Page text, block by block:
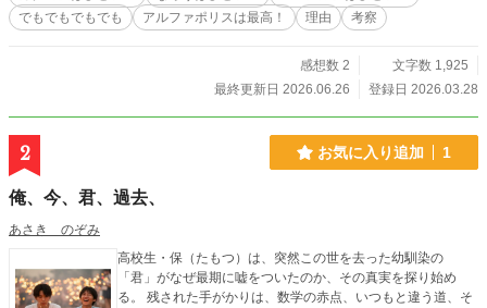
でもでもでもでも
アルファポリスは最高！ 理由 考察
感想数 2
文字数 1,925
最終更新日 2026.06.26
登録日 2026.03.28
2 お気に入り追加 1
俺、今、君、過去、
あさき のぞみ
高校生・保（たもつ）は、突然この世を去った幼馴染の
「君」がなぜ最期に嘘をついたのか、その真実を探り始め
る。 残された手がかりは、数学の赤点、いつもと違う道、そ